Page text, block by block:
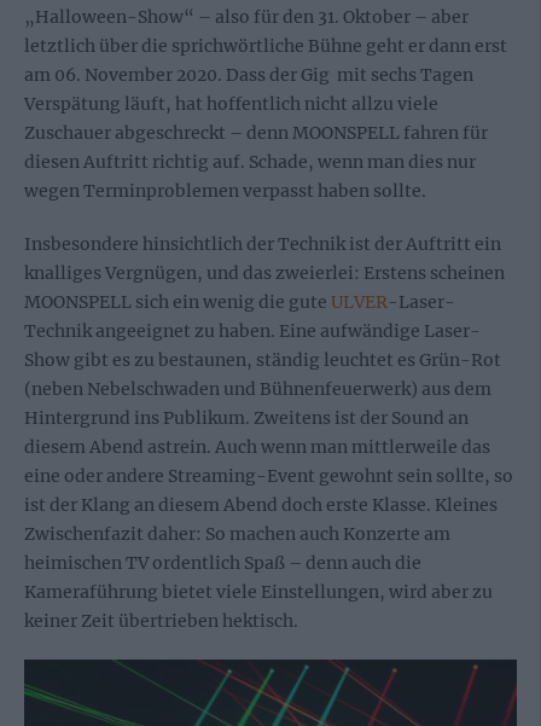
„Halloween-Show“ – also für den 31. Oktober – aber
letztlich über die sprichwörtliche Bühne geht er dann erst
am 06. November 2020. Dass der Gig mit sechs Tagen
Verspätung läuft, hat hoffentlich nicht allzu viele
Zuschauer abgeschreckt – denn MOONSPELL fahren für
diesen Auftritt richtig auf. Schade, wenn man dies nur
wegen Terminproblemen verpasst haben sollte.
Insbesondere hinsichtlich der Technik ist der Auftritt ein
knalliges Vergnügen, und das zweierlei: Erstens scheinen
MOONSPELL sich ein wenig die gute ULVER-Laser-
Technik angeeignet zu haben. Eine aufwändige Laser-
Show gibt es zu bestaunen, ständig leuchtet es Grün-Rot
(neben Nebelschwaden und Bühnenfeuerwerk) aus dem
Hintergrund ins Publikum. Zweitens ist der Sound an
diesem Abend astrein. Auch wenn man mittlerweile das
eine oder andere Streaming-Event gewohnt sein sollte, so
ist der Klang an diesem Abend doch erste Klasse. Kleines
Zwischenfazit daher: So machen auch Konzerte am
heimischen TV ordentlich Spaß – denn auch die
Kameraführung bietet viele Einstellungen, wird aber zu
keiner Zeit übertrieben hektisch.